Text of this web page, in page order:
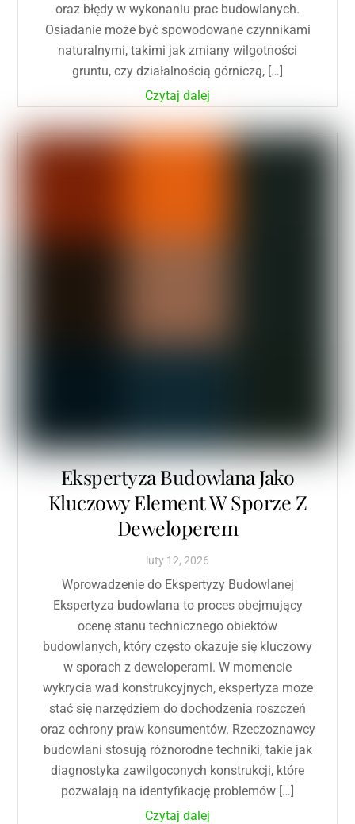
oraz błędy w wykonaniu prac budowlanych.
Osiadanie może być spowodowane czynnikami
naturalnymi, takimi jak zmiany wilgotności
gruntu, czy działalnością górniczą, […]
Czytaj dalej
Ekspertyza Budowlana Jako
Kluczowy Element W Sporze Z
Deweloperem
luty 12, 2026
Wprowadzenie do Ekspertyzy Budowlanej
Ekspertyza budowlana to proces obejmujący
ocenę stanu technicznego obiektów
budowlanych, który często okazuje się kluczowy
w sporach z deweloperami. W momencie
wykrycia wad konstrukcyjnych, ekspertyza może
stać się narzędziem do dochodzenia roszczeń
oraz ochrony praw konsumentów. Rzeczoznawcy
budowlani stosują różnorodne techniki, takie jak
diagnostyka zawilgoconych konstrukcji, które
pozwalają na identyfikację problemów […]
Czytaj dalej